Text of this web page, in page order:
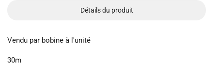
Détails du produit
Vendu par bobine à l'unité
30m